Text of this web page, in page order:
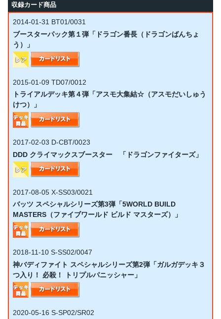
収録カード商品
2014-01-31 BT01/0031
ブースターパック第１弾「ドラゴン番長（ドラゴンばんちょ
う）」
2015-01-09 TD07/0012
トライアルデッキ第４弾「アスモ大集結☆（アスモだいしゅう
けつ）」
2017-02-03 D-CBT/0023
DDD クライマックスブースター 「ドラゴンファイターズ」
2017-08-05 X-SS03/0021
バッツ スペシャルシリーズ第3弾「5WORLD BUILD
MASTERS（ファイブワールド ビルド マスターズ）」
2018-11-10 S-SS02/0047
神バディファイト スペシャルシリーズ第2弾「ガルガデッキ３
つ入り！ 必殺！ トリプルパニッシャー」
2020-05-16 S-SP02/SR02